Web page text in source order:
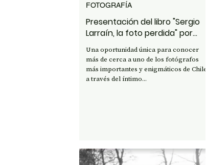
Presentación del libro "Sergio
Larraín, la foto perdida" por
Catalina Mena Larraín
Una oportunidad única para conocer
más de cerca a uno de los fotógrafos
más importantes y enigmáticos de Chile,
a través del íntimo...
FOTOGRAFÍA